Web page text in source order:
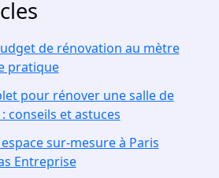
de rénovation au mètre
pratique
pour rénover une salle de
conseils et astuces
sur-mesure à Paris
Entreprise